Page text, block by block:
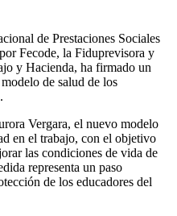
de Prestaciones Sociales
Fecode, la Fiduprevisora y
y Hacienda, ha firmado un
de salud de los
Vergara, el nuevo modelo
en el trabajo, con el objetivo
las condiciones de vida de
representa un paso
de los educadores del